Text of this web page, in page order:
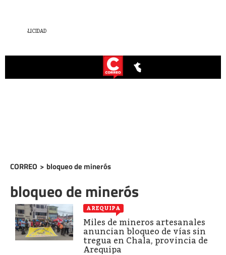
CORREO > bloqueo de minerós
bloqueo de minerós
AREQUIPA
Miles de mineros artesanales
anuncian bloqueo de vías sin
tregua en Chala, provincia de
Arequipa